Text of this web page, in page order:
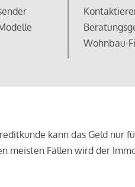
Wohnbau-
kann das Geld nur
meisten Fällen wird der